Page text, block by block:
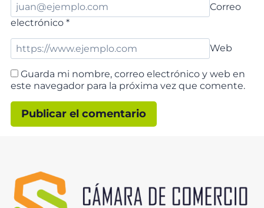
Correo
electrónico *
Web
Guarda mi nombre, correo electrónico y web en
este navegador para la próxima vez que comente.